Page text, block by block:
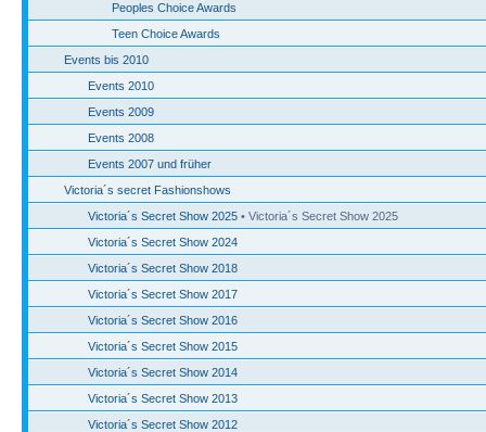
Peoples Choice Awards
Teen Choice Awards
Events bis 2010
Events 2010
Events 2009
Events 2008
Events 2007 und früher
Victoria´s secret Fashionshows
Victoria´s Secret Show 2025 • Victoria´s Secret Show 2025
Victoria´s Secret Show 2024
Victoria´s Secret Show 2018
Victoria´s Secret Show 2017
Victoria´s Secret Show 2016
Victoria´s Secret Show 2015
Victoria´s Secret Show 2014
Victoria´s Secret Show 2013
Victoria´s Secret Show 2012